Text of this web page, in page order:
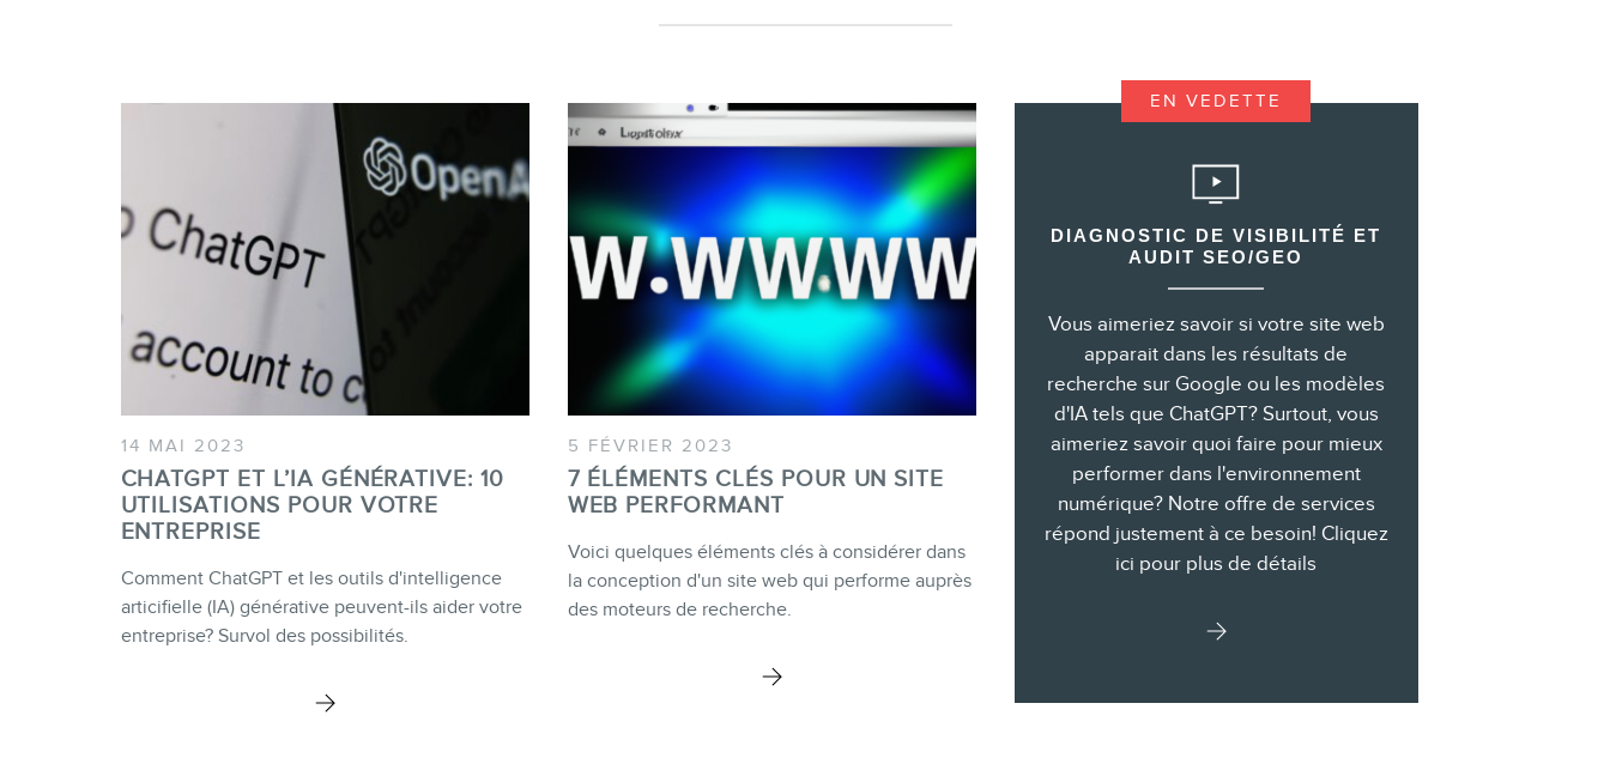
Consultations
Ebooks
BOUTIQUE
BLOGUE
14 MAI 2023
CHATGPT ET L’IA GÉNÉRATIVE: 10
UTILISATIONS POUR VOTRE
ENTREPRISE
Comment ChatGPT et les outils d'intelligence
articifielle (IA) générative peuvent-ils aider votre
entreprise? Survol des possibilités.
5 FÉVRIER 2023
7 ÉLÉMENTS CLÉS POUR UN SITE
WEB PERFORMANT
Voici quelques éléments clés à considérer dans
la conception d'un site web qui performe auprès
des moteurs de recherche.
EN VEDETTE
DIAGNOSTIC DE VISIBILITÉ ET
AUDIT SEO/GEO
Vous aimeriez savoir si votre site web
apparait dans les résultats de
recherche sur Google ou les modèles
d'IA tels que ChatGPT? Surtout, vous
aimeriez savoir quoi faire pour mieux
performer dans l'environnement
numérique? Notre offre de services
répond justement à ce besoin! Cliquez
ici pour plus de détails